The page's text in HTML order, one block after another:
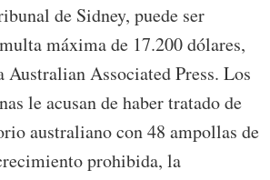
de Sidney, puede ser
máxima de 17.200 dólares,
Australian Associated Press. Los
le acusan de haber tratado de
australiano con 48 ampollas de
prohibida, la